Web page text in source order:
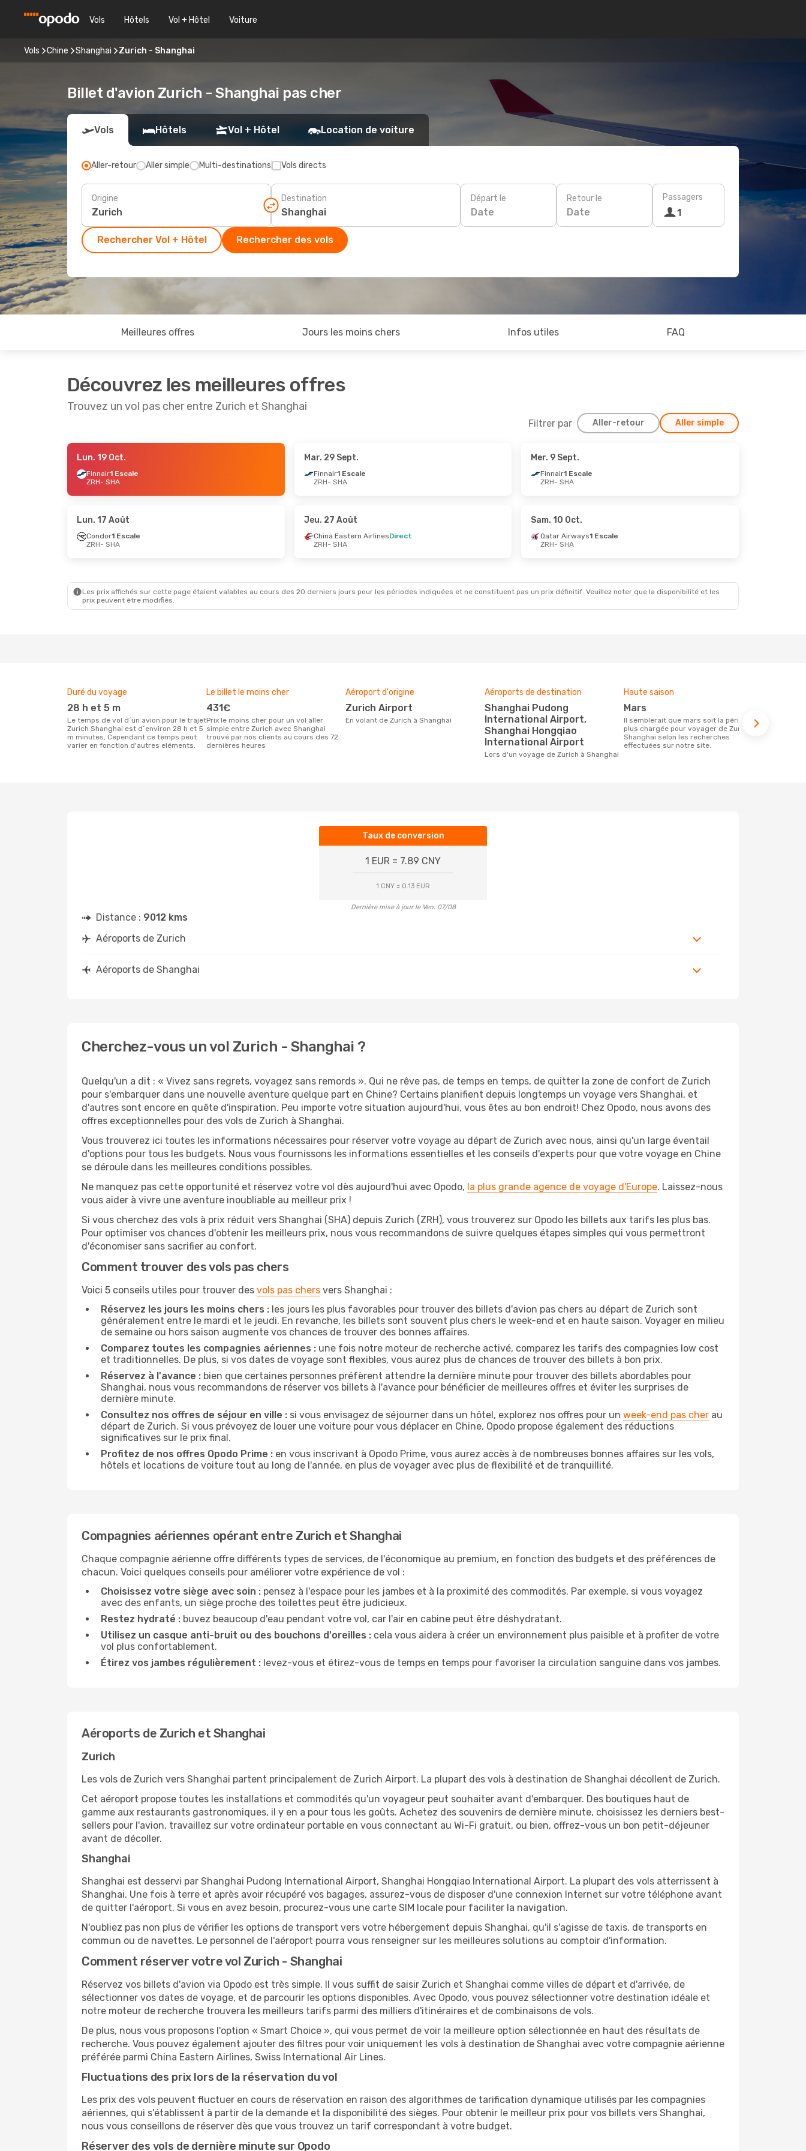
Vols Hôtels Vol + Hôtel Voiture
Vols Chine Shanghai Zurich - Shanghai
Billet d'avion Zurich - Shanghai pas cher
Vols Hôtels Vol + Hôtel Location de voiture
Aller-retour Aller simple Multi-destinations Vols directs
Origine Destination Départ le
Date
Retour le
Date
Passagers
1
Rechercher Vol + Hôtel Rechercher des vols
Meilleures offres Jours les moins chers Infos utiles FAQ
Découvrez les meilleures offres
Trouvez un vol pas cher entre Zurich et Shanghai
Filtrer par Aller-retour Aller simple
- Mer. 9 Sept.
1 Escale
- Jeu. 17 Sept. - Jeu. 1 Oct.
Klm Royal Dutch Airlines
1 Escale
- Dim. 11 Oct.
SHA
Lun. 19 Oct.
Finnair1 Escale
ZRH- SHA
Mar. 29 Sept.
Finnair1 Escale
ZRH- SHA
Mer. 9 Sept.
Finnair1 Escale
ZRH- SHA
Lun. 17 Août
Condor1 Escale
ZRH- SHA
Jeu. 27 Août
China Eastern AirlinesDirect
ZRH- SHA
Sam. 10 Oct.
Qatar Airways1 Escale
ZRH- SHA
Les prix affichés sur cette page étaient valables au cours des 20 derniers jours pour les périodes indiquées et ne constituent pas un prix définitif. Veuillez noter que la disponibilité et les
prix peuvent être modifiés.
Duré du voyage
28 h et 5 m
Le temps de vol d´un avion pour le trajet
Zurich Shanghai est d´environ 28 h et 5
m minutes, Cependant ce temps peut
varier en fonction d'autres eléments.
Le billet le moins cher
431€
Prix le moins cher pour un vol aller
simple entre Zurich avec Shanghai
trouvé par nos clients au cours des 72
dernières heures
Aéroport d'origine
Zurich Airport
En volant de Zurich à Shanghai
Aéroports de destination
Shanghai Pudong
International Airport,
Shanghai Hongqiao
International Airport
Lors d'un voyage de Zurich à Shanghai
Haute saison
mars
Il semblerait que mars soit la période la
plus chargée pour voyager de Zurich à
Shanghai selon les recherches
effectuées sur notre site.
Taux de conversion
1 EUR = 7.89 CNY
1 CNY = 0.13 EUR
Dernière mise à jour le Ven. 07/08
Distance : 9012 kms
Aéroports de Zurich
Aéroports de Shanghai
Cherchez-vous un vol Zurich - Shanghai ?
Quelqu'un a dit : « Vivez sans regrets, voyagez sans remords ». Qui ne rêve pas, de temps en temps, de quitter la zone de confort de Zurich
pour s'embarquer dans une nouvelle aventure quelque part en Chine? Certains planifient depuis longtemps un voyage vers Shanghai, et
d'autres sont encore en quête d'inspiration. Peu importe votre situation aujourd'hui, vous êtes au bon endroit! Chez Opodo, nous avons des
offres exceptionnelles pour des vols de Zurich à Shanghai.
Vous trouverez ici toutes les informations nécessaires pour réserver votre voyage au départ de Zurich avec nous, ainsi qu'un large éventail
d'options pour tous les budgets. Nous vous fournissons les informations essentielles et les conseils d'experts pour que votre voyage en Chine
se déroule dans les meilleures conditions possibles.
Ne manquez pas cette opportunité et réservez votre vol dès aujourd'hui avec Opodo, la plus grande agence de voyage d'Europe. Laissez-nous
vous aider à vivre une aventure inoubliable au meilleur prix !
Si vous cherchez des vols à prix réduit vers Shanghai (SHA) depuis Zurich (ZRH), vous trouverez sur Opodo les billets aux tarifs les plus bas.
Pour optimiser vos chances d'obtenir les meilleurs prix, nous vous recommandons de suivre quelques étapes simples qui vous permettront
d'économiser sans sacrifier au confort.
Comment trouver des vols pas chers
Voici 5 conseils utiles pour trouver des vols pas chers vers Shanghai :
Réservez les jours les moins chers : les jours les plus favorables pour trouver des billets d'avion pas chers au départ de Zurich sont
généralement entre le mardi et le jeudi. En revanche, les billets sont souvent plus chers le week-end et en haute saison. Voyager en milieu
de semaine ou hors saison augmente vos chances de trouver des bonnes affaires.
Comparez toutes les compagnies aériennes : une fois notre moteur de recherche activé, comparez les tarifs des compagnies low cost
et traditionnelles. De plus, si vos dates de voyage sont flexibles, vous aurez plus de chances de trouver des billets à bon prix.
Réservez à l'avance : bien que certaines personnes préfèrent attendre la dernière minute pour trouver des billets abordables pour
Shanghai, nous vous recommandons de réserver vos billets à l'avance pour bénéficier de meilleures offres et éviter les surprises de
dernière minute.
Consultez nos offres de séjour en ville : si vous envisagez de séjourner dans un hôtel, explorez nos offres pour un week-end pas cher au
départ de Zurich. Si vous prévoyez de louer une voiture pour vous déplacer en Chine, Opodo propose également des réductions
significatives sur le prix final.
Profitez de nos offres Opodo Prime : en vous inscrivant à Opodo Prime, vous aurez accès à de nombreuses bonnes affaires sur les vols,
hôtels et locations de voiture tout au long de l'année, en plus de voyager avec plus de flexibilité et de tranquillité.
Compagnies aériennes opérant entre Zurich et Shanghai
Chaque compagnie aérienne offre différents types de services, de l'économique au premium, en fonction des budgets et des préférences de
chacun. Voici quelques conseils pour améliorer votre expérience de vol :
Choisissez votre siège avec soin : pensez à l'espace pour les jambes et à la proximité des commodités. Par exemple, si vous voyagez
avec des enfants, un siège proche des toilettes peut être judicieux.
Restez hydraté : buvez beaucoup d'eau pendant votre vol, car l'air en cabine peut être déshydratant.
Utilisez un casque anti-bruit ou des bouchons d'oreilles : cela vous aidera à créer un environnement plus paisible et à profiter de votre
vol plus confortablement.
Étirez vos jambes régulièrement : levez-vous et étirez-vous de temps en temps pour favoriser la circulation sanguine dans vos jambes.
Aéroports de Zurich et Shanghai
Zurich
Les vols de Zurich vers Shanghai partent principalement de Zurich Airport. La plupart des vols à destination de Shanghai décollent de Zurich.
Cet aéroport propose toutes les installations et commodités qu'un voyageur peut souhaiter avant d'embarquer. Des boutiques haut de
gamme aux restaurants gastronomiques, il y en a pour tous les goûts. Achetez des souvenirs de dernière minute, choisissez les derniers best-
sellers pour l'avion, travaillez sur votre ordinateur portable en vous connectant au Wi-Fi gratuit, ou bien, offrez-vous un bon petit-déjeuner
avant de décoller.
Shanghai
Shanghai est desservi par Shanghai Pudong International Airport, Shanghai Hongqiao International Airport. La plupart des vols atterrissent à
Shanghai. Une fois à terre et après avoir récupéré vos bagages, assurez-vous de disposer d'une connexion Internet sur votre téléphone avant
de quitter l'aéroport. Si vous en avez besoin, procurez-vous une carte SIM locale pour faciliter la navigation.
N'oubliez pas non plus de vérifier les options de transport vers votre hébergement depuis Shanghai, qu'il s'agisse de taxis, de transports en
commun ou de navettes. Le personnel de l'aéroport pourra vous renseigner sur les meilleures solutions au comptoir d'information.
Comment réserver votre vol Zurich - Shanghai
Réservez vos billets d'avion via Opodo est très simple. Il vous suffit de saisir Zurich et Shanghai comme villes de départ et d'arrivée, de
sélectionner vos dates de voyage, et de parcourir les options disponibles. Avec Opodo, vous pouvez sélectionner votre destination idéale et
notre moteur de recherche trouvera les meilleurs tarifs parmi des milliers d'itinéraires et de combinaisons de vols.
De plus, nous vous proposons l'option « Smart Choice », qui vous permet de voir la meilleure option sélectionnée en haut des résultats de
recherche. Vous pouvez également ajouter des filtres pour voir uniquement les vols à destination de Shanghai avec votre compagnie aérienne
préférée parmi China Eastern Airlines, Swiss International Air Lines.
Fluctuations des prix lors de la réservation du vol
Les prix des vols peuvent fluctuer en cours de réservation en raison des algorithmes de tarification dynamique utilisés par les compagnies
aériennes, qui s'établissent à partir de la demande et la disponibilité des sièges. Pour obtenir le meilleur prix pour vos billets vers Shanghai,
nous vous conseillons de réserver dès que vous trouvez un tarif correspondant à votre budget.
Réserver des vols de dernière minute sur Opodo